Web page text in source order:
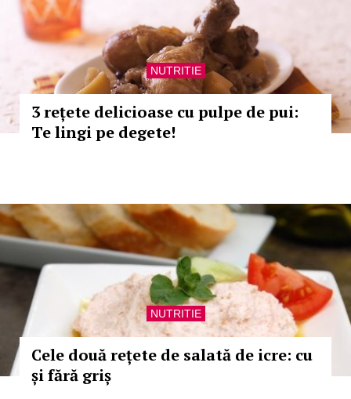
NUTRITIE
3 rețete delicioase cu pulpe de pui:
Te lingi pe degete!
NUTRITIE
Cele două rețete de salată de icre: cu
și fără griș